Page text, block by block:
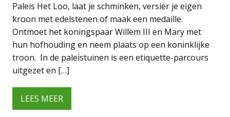
Paleis Het Loo, laat je schminken, versier je eigen
kroon met edelstenen of maak een medaille.
Ontmoet het koningspaar Willem III en Mary met
hun hofhouding en neem plaats op een koninklijke
troon. In de paleistuinen is een etiquette-parcours
uitgezet en […]
LEES MEER